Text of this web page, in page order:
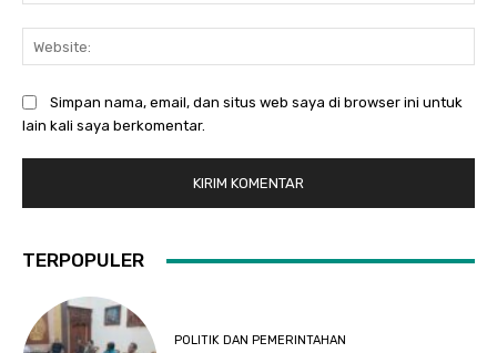
Simpan nama, email, dan situs web saya di browser ini untuk
lain kali saya berkomentar.
TERPOPULER
POLITIK DAN PEMERINTAHAN